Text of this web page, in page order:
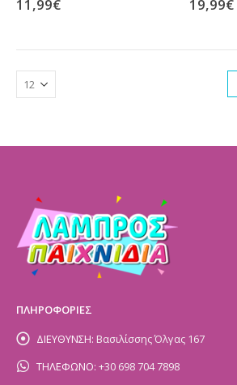
11,99€ 19,99€
ΠΛΗΡΟΦΟΡΙΕΣ
ΔΙΕΥΘΥΝΣΗ: Βασιλίσσης Όλγας 167
ΤΗΛΕΦΩΝΟ: +30 698 704 7898